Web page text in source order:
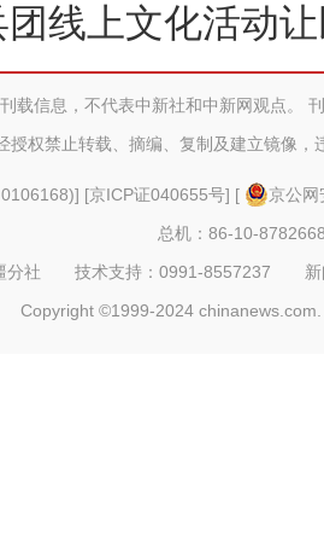
线上文化活动
载信息，不代表中新社和中新网观点。
授权禁止转载、摘编、复制及建立镜像，
] [京ICP证040655号] [
京公
总机：86-10-
疆分社 技术支持：0991-8557237
Copyright ©1999-2024